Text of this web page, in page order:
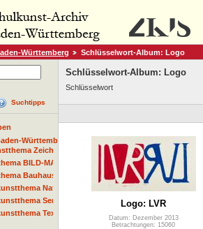
Württemberg Schlüsselwort-Album: Logo
Suchtipps
Württemberg
Zeichnen
BILD-MATERIAL-OBJEKT
Bauhaus
Natur und Zeit
Serie
Textil
Schlüsselwort-Album: Logo
Schlüsselwort
Logo: LVR
Datum: Dezember 2013
Betrachtungen: 15060